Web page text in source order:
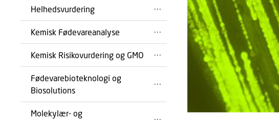
Helhedsvurdering
Kemisk Fødevareanalyse
Kemisk Risikovurdering og GMO
Fødevarebioteknologi og
Biosolutions
Molekylær- og